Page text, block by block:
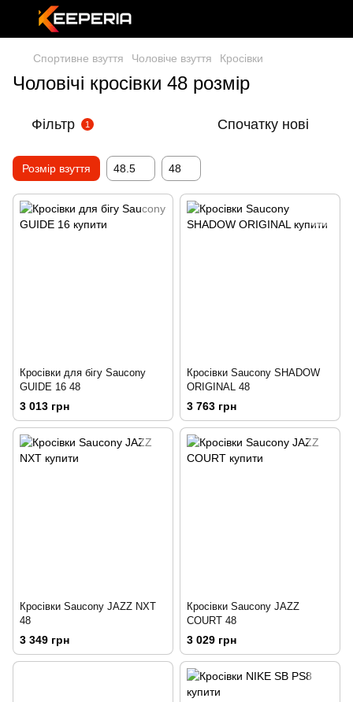
Спортивне взуття Чоловіче взуття Кросівки
Чоловічі кросівки 48 розмір
Фільтр 1 Спочатку нові
Розмір взуття 48.5 48
Кросівки для бігу Saucony
GUIDE 16 48
3 013 грн
Кросівки Saucony SHADOW
ORIGINAL 48
3 763 грн
Кросівки Saucony JAZZ NXT
48
3 349 грн
Кросівки Saucony JAZZ
COURT 48
3 029 грн